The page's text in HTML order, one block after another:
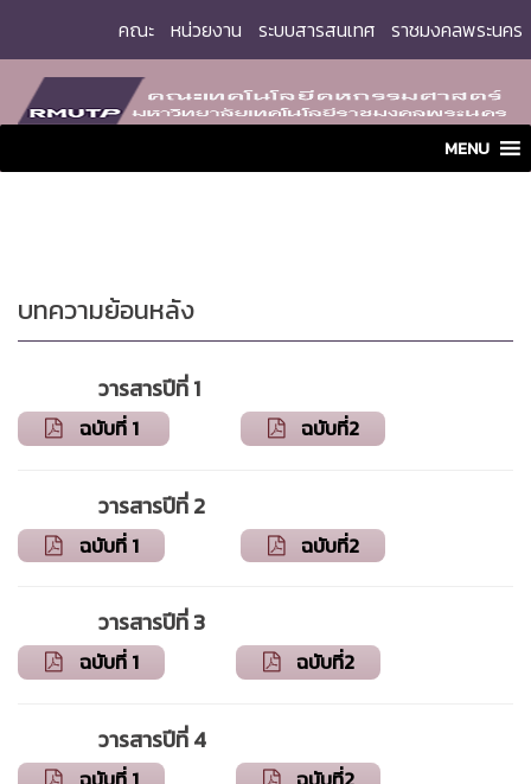
content
คณะ หน่วยงาน ระบบสารสนเทศ ราชมงคลพระนคร
MENU
บทความย้อนหลัง
วารสารปีที่ 1
ฉบับที่ 1 ฉบับที่2
วารสารปีที่ 2
ฉบับที่ 1 ฉบับที่2
วารสารปีที่ 3
ฉบับที่ 1 ฉบับที่2
วารสารปีที่ 4